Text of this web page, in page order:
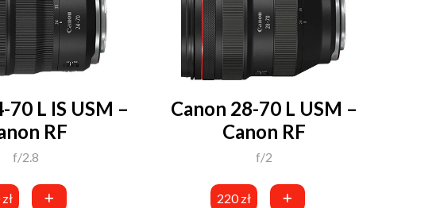
70 L IS USM –
RF
f/2.8
Canon 28-70 L USM –
Canon RF
f/2
220 zł